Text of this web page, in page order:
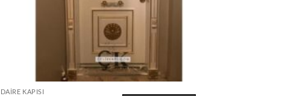
DAIRE KAPISI